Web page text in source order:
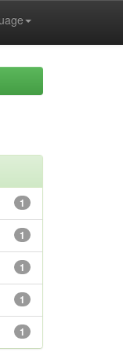
1
1
1
1
1